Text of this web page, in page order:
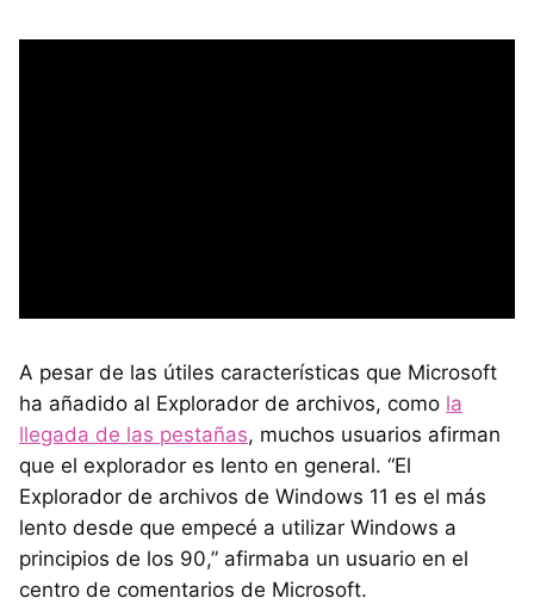
A pesar de las útiles características que Microsoft
ha añadido al Explorador de archivos, como la
llegada de las pestañas, muchos usuarios afirman
que el explorador es lento en general. “El
Explorador de archivos de Windows 11 es el más
lento desde que empecé a utilizar Windows a
principios de los 90,” afirmaba un usuario en el
centro de comentarios de Microsoft.